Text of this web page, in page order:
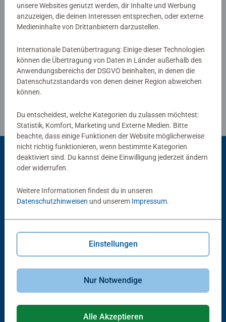
das Spiel gewinnen. Ein Kultspiel mit grenzenlosem
Spielspaß für die ganze Familie!
Verfasse eine Bewertung
Richtlinien für Bewertungen
Andere Kunden mögen auch
Happy fans, happy Honmoon! For the fans!
unsere Websites genutzt werden, dir Inhalte und Werbung
anzuzeigen, die deinen Interessen entsprechen, oder externe
Medieninhalte von Drittanbietern darzustellen.
Internationale Datenübertragung: Einige dieser Technologien
können die Übertragung von Daten in Länder außerhalb des
Anwendungsbereichs der DSGVO beinhalten, in denen die
Datenschutzstandards von denen deiner Region abweichen
können.
Du entscheidest, welche Kategorien du zulassen möchtest:
Statistik, Komfort, Marketing und Externe Medien. Bitte
beachte, dass einige Funktionen der Website möglicherweise
nicht richtig funktionieren, wenn bestimmte Kategorien
deaktiviert sind. Du kannst deine Einwilligung jederzeit ändern
oder widerrufen.
Weitere Informationen findest du in unseren
Datenschutzhinweisen und unserem Impressum.
Einstellungen
Nur Notwendige
Alle Akzeptieren